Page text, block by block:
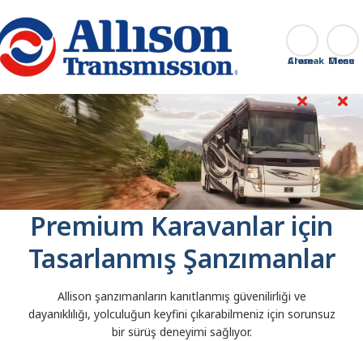
Go Home Aramak
Close
Premium Karavanlar için
Tasarlanmış Şanzımanlar
Allison şanzımanların kanıtlanmış güvenilirliği ve
dayanıklılığı, yolculuğun keyfini çıkarabilmeniz için sorunsuz
bir sürüş deneyimi sağlıyor.